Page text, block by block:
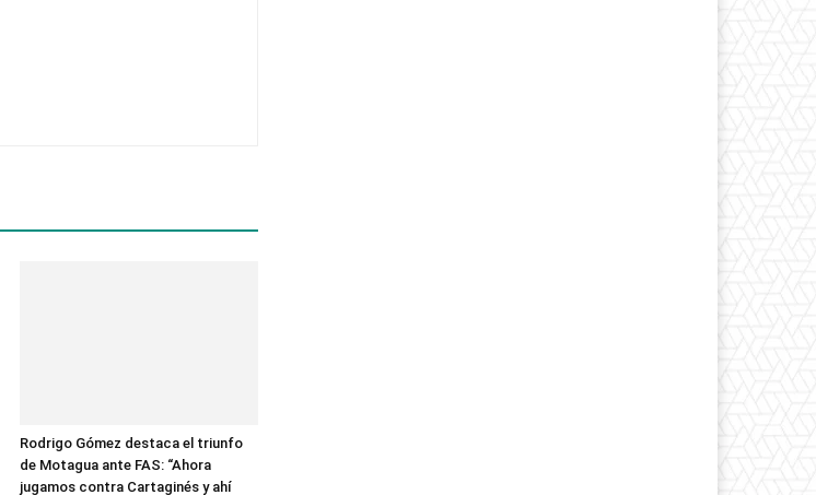
Rodrigo Gómez destaca el triunfo
de Motagua ante FAS: “Ahora
jugamos contra Cartaginés y ahí